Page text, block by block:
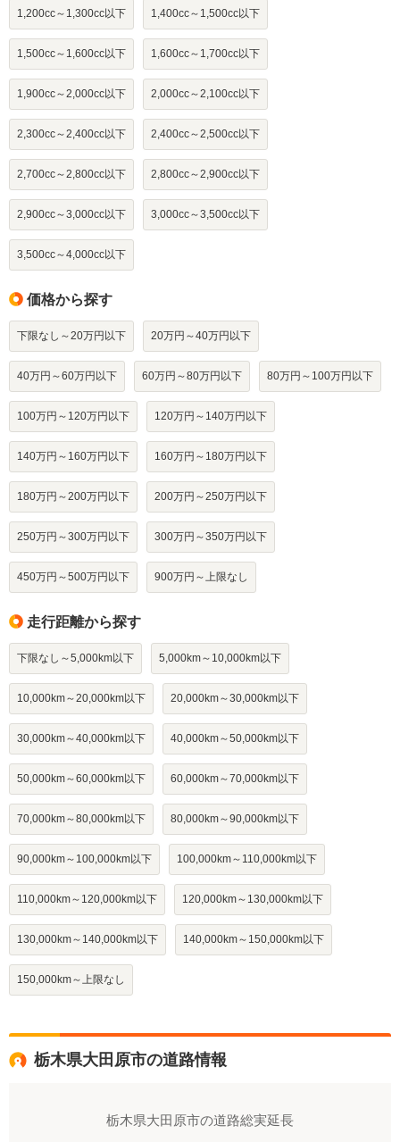
1,200cc～1,300cc以下 1,400cc～1,500cc以下
1,500cc～1,600cc以下 1,600cc～1,700cc以下
1,900cc～2,000cc以下 2,000cc～2,100cc以下
2,300cc～2,400cc以下 2,400cc～2,500cc以下
2,700cc～2,800cc以下 2,800cc～2,900cc以下
2,900cc～3,000cc以下 3,000cc～3,500cc以下
3,500cc～4,000cc以下
価格から探す
下限なし～20万円以下 20万円～40万円以下
40万円～60万円以下 60万円～80万円以下 80万円～100万円以下
100万円～120万円以下 120万円～140万円以下
140万円～160万円以下 160万円～180万円以下
180万円～200万円以下 200万円～250万円以下
250万円～300万円以下 300万円～350万円以下
450万円～500万円以下 900万円～上限なし
走行距離から探す
下限なし～5,000km以下 5,000km～10,000km以下
10,000km～20,000km以下 20,000km～30,000km以下
30,000km～40,000km以下 40,000km～50,000km以下
50,000km～60,000km以下 60,000km～70,000km以下
70,000km～80,000km以下 80,000km～90,000km以下
90,000km～100,000km以下 100,000km～110,000km以下
110,000km～120,000km以下 120,000km～130,000km以下
130,000km～140,000km以下 140,000km～150,000km以下
150,000km～上限なし
栃木県大田原市の道路情報
栃木県大田原市の道路総実延長